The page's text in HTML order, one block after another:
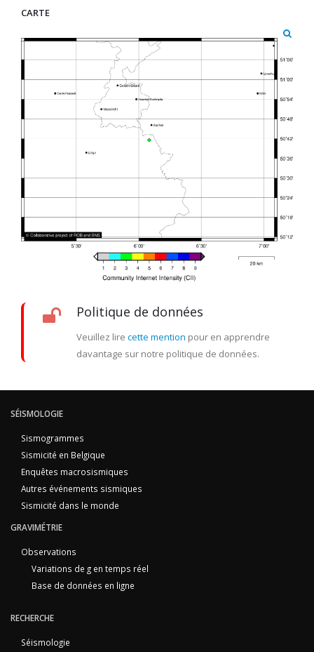
CARTE
Politique de données
Veuillez lire cette mention pour en apprendre
davantage sur notre politique de données.
SÉISMOLOGIE
Sismogrammes
Sismicité en Belgique
Enquêtes macrosismiques
Autres événements sismiques
Sismicité dans le monde
GRAVIMÉTRIE
Observations
Variations de g en temps réel
Base de données en ligne
RECHERCHE
Séismologie